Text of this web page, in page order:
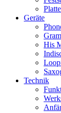
Geräte
His
Technik